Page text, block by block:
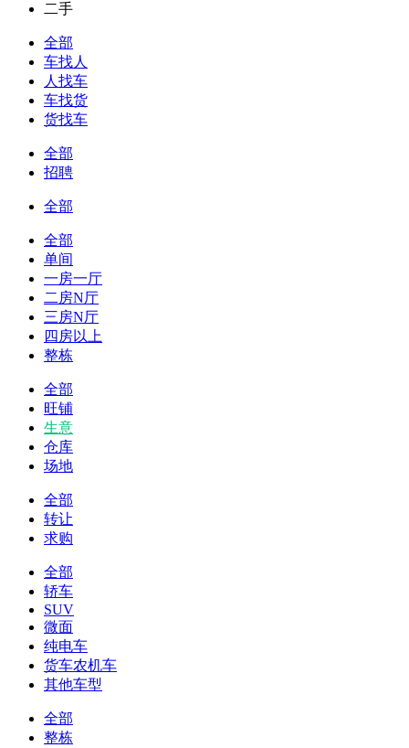
二手
全部
车找人
人找车
车找货
货找车
全部
招聘
全部
全部
单间
一房一厅
二房N厅
三房N厅
四房以上
整栋
全部
旺铺
生意
仓库
场地
全部
转让
求购
全部
轿车
SUV
微面
纯电车
货车农机车
其他车型
全部
整栋